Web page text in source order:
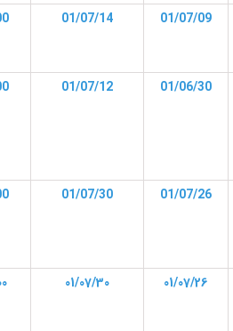
01/07/09
01/07/14
01/06/30
01/07/12
01/07/26
01/07/30
01/07/26
01/07/30